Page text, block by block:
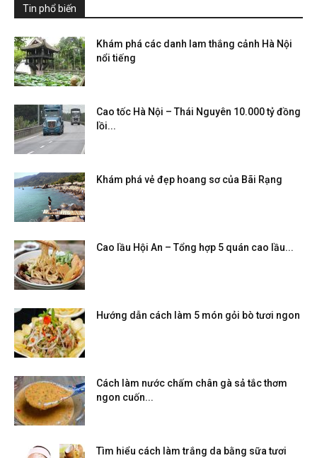
Tin phổ biến
Khám phá các danh lam thắng cảnh Hà Nội
nổi tiếng
Cao tốc Hà Nội – Thái Nguyên 10.000 tỷ đồng
lồi...
Khám phá vẻ đẹp hoang sơ của Bãi Rạng
Cao lầu Hội An – Tổng hợp 5 quán cao lầu...
Hướng dẫn cách làm 5 món gỏi bò tươi ngon
Cách làm nước chấm chân gà sả tắc thơm
ngon cuốn...
Tìm hiểu cách làm trắng da bằng sữa tươi